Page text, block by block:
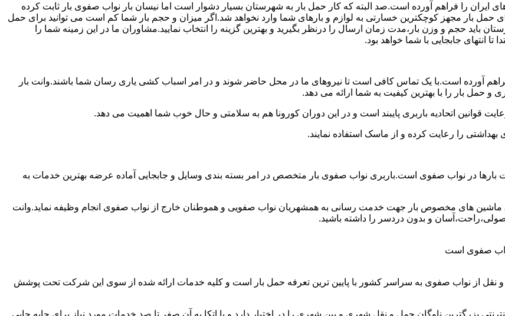
ایران را فراهم آورده است.صد البته که کار حمل بار به شهرستان بسیار دشوار است اما نیسان بار نواب صفوی بار ثابت کرده
حمل بار مجهز کوچکترین خسارتی به لوازم و بارهای شما وارد نخواهد شد.اگر میزان و حجم بار شما کم است می توانید برای حمل
باید حجم و وزن بار،مدت زمان ارسال را درنظر بگیرید و بهترین گزینه را انتخاب نمایید.مشاوران ما در این زمینه شما را
انتهای جابجایی با شما خواهد بود.
آورده است.با یک تماس کافی است تا نیروهای ما در محل حاضر شوند و در امر اسباب کشی یاری رسان شما باشند.وانت بار
حمل بار را با بهترین کیفیت به شما ارائه می دهد.
قوانین اتحادیه باربری پایبند است و در این دوران کورونا هم به سلامتی و حال خوب شما اهمیت می دهد.
را رعایت کرده و از ماسک استفاده نمایند.
بارها در نواب صفوی است.باربری نواب صفوی بار متخصص در امر بسته بندی وسایل و جابجایی آماده عرضه بهترین خدمات به
ماشین های مخصوص بار جهت خدمت رسانی به همشهریان نواب صفویی و هموطنان خارج از نواب صفوی انجام وظیفه نماید.وانت
و بدون دردسر را داشته باشید.
صفوی است
نقل از نواب صفوی به سراسر کشور با پایین ترین تعرفه حمل بار است و کلیه خدمات ارائه شده از سوی این شرکت تحت پوشش
بزرگترین ناوگان حمل و نقل شهری و بین شهری را در اختیار دارد و با اتکا به آن صفر تا صد خدمات مورد نیاز برای جابه جایی